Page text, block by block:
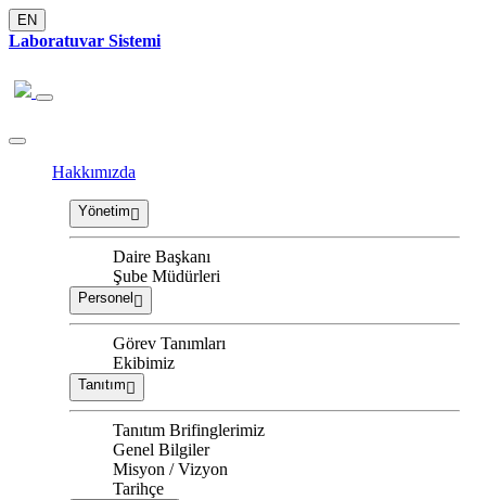
EN
Laboratuvar Sistemi
Hakkımızda
Yönetim
Daire Başkanı
Şube Müdürleri
Personel
Görev Tanımları
Ekibimiz
Tanıtım
Tanıtım Brifinglerimiz
Genel Bilgiler
Misyon / Vizyon
Tarihçe